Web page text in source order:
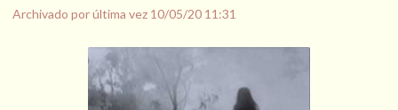
Archivado por última vez 10/05/20 11:31